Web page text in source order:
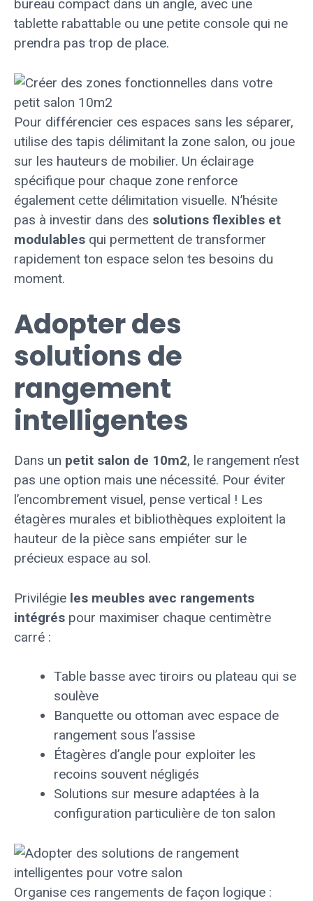
bureau compact dans un angle, avec une
tablette rabattable ou une petite console qui ne
prendra pas trop de place.
Pour différencier ces espaces sans les séparer,
utilise des tapis délimitant la zone salon, ou joue
sur les hauteurs de mobilier. Un éclairage
spécifique pour chaque zone renforce
également cette délimitation visuelle. N’hésite
pas à investir dans des solutions flexibles et
modulables qui permettent de transformer
rapidement ton espace selon tes besoins du
moment.
Adopter des
solutions de
rangement
intelligentes
Dans un petit salon de 10m2, le rangement n’est
pas une option mais une nécessité. Pour éviter
l’encombrement visuel, pense vertical ! Les
étagères murales et bibliothèques exploitent la
hauteur de la pièce sans empiéter sur le
précieux espace au sol.
Privilégie les meubles avec rangements
intégrés pour maximiser chaque centimètre
carré :
Table basse avec tiroirs ou plateau qui se
soulève
Banquette ou ottoman avec espace de
rangement sous l’assise
Étagères d’angle pour exploiter les
recoins souvent négligés
Solutions sur mesure adaptées à la
configuration particulière de ton salon
Organise ces rangements de façon logique :